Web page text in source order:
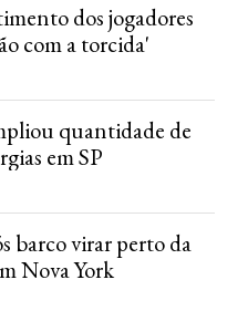
dos jogadores
com a torcida'
quantidade de
em SP
barco virar perto da
Nova York